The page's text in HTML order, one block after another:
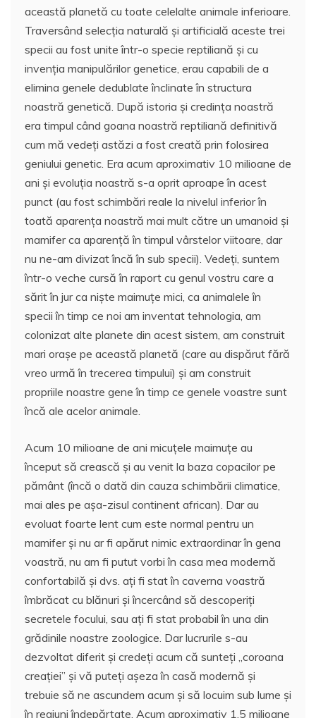
această planetă cu toate celelalte animale inferioare.
Traversând selecția naturală și artificială aceste trei
specii au fost unite într-o specie reptiliană și cu
invenția manipulărilor genetice, erau capabili de a
elimina genele dedublate înclinate în structura
noastră genetică. După istoria și credința noastră
era timpul când goana noastră reptiliană definitivă
cum mă vedeți astăzi a fost creată prin folosirea
geniului genetic. Era acum aproximativ 10 milioane de
ani și evoluția noastră s-a oprit aproape în acest
punct (au fost schimbări reale la nivelul inferior în
toată aparența noastră mai mult către un umanoid și
mamifer ca aparență în timpul vârstelor viitoare, dar
nu ne-am divizat încă în sub specii). Vedeți, suntem
într-o veche cursă în raport cu genul vostru care a
sărit în jur ca niște maimuțe mici, ca animalele în
specii în timp ce noi am inventat tehnologia, am
colonizat alte planete din acest sistem, am construit
mari orașe pe această planetă (care au dispărut fără
vreo urmă în trecerea timpului) și am construit
propriile noastre gene în timp ce genele voastre sunt
încă ale acelor animale.
Acum 10 milioane de ani micuțele maimuțe au
început să crească și au venit la baza copacilor pe
pământ (încă o dată din cauza schimbării climatice,
mai ales pe așa-zisul continent african). Dar au
evoluat foarte lent cum este normal pentru un
mamifer și nu ar fi apărut nimic extraordinar în gena
voastră, nu am fi putut vorbi în casa mea modernă
confortabilă și dvs. ați fi stat în caverna voastră
îmbrăcat cu blănuri și încercând să descoperiți
secretele focului, sau ați fi stat probabil în una din
grădinile noastre zoologice. Dar lucrurile s-au
dezvoltat diferit și credeți acum că sunteți „coroana
creației” și vă puteți așeza în casă modernă și
trebuie să ne ascundem acum și să locuim sub lume și
în regiuni îndepărtate. Acum aproximativ 1,5 milioane